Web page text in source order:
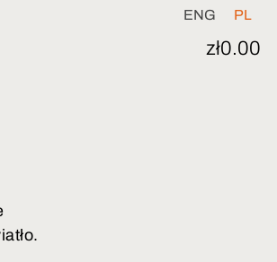
ENG PL
zł0.00